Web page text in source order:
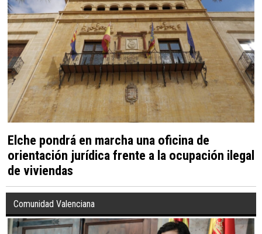
Elche pondrá en marcha una oficina de
orientación jurídica frente a la ocupación ilegal
de viviendas
Comunidad Valenciana